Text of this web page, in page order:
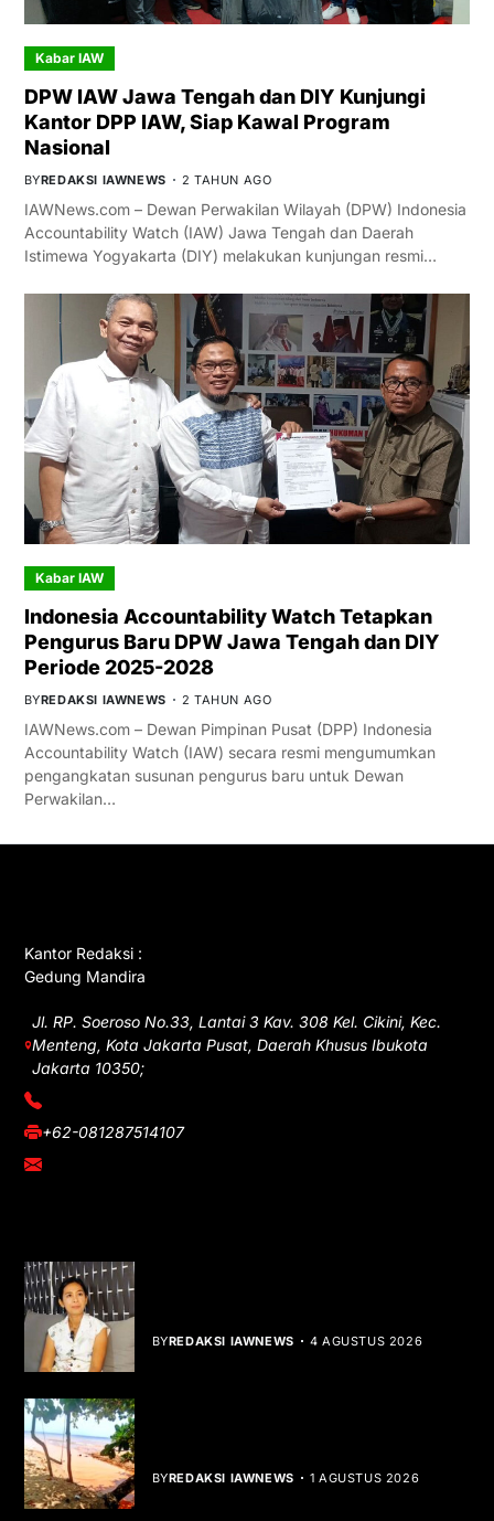
Kabar IAW
DPW IAW Jawa Tengah dan DIY Kunjungi
Kantor DPP IAW, Siap Kawal Program
Nasional
BYREDAKSI IAWNEWS 2 TAHUN AGO
IAWNews.com – Dewan Perwakilan Wilayah (DPW) Indonesia
Accountability Watch (IAW) Jawa Tengah dan Daerah
Istimewa Yogyakarta (DIY) melakukan kunjungan resmi…
Kabar IAW
Indonesia Accountability Watch Tetapkan
Pengurus Baru DPW Jawa Tengah dan DIY
Periode 2025-2028
BYREDAKSI IAWNEWS 2 TAHUN AGO
IAWNews.com – Dewan Pimpinan Pusat (DPP) Indonesia
Accountability Watch (IAW) secara resmi mengumumkan
pengangkatan susunan pengurus baru untuk Dewan
Perwakilan…
Kantor Redaksi :
Gedung Mandira
Jl. RP. Soeroso No.33, Lantai 3 Kav. 308 Kel. Cikini, Kec.
Menteng, Kota Jakarta Pusat, Daerah Khusus Ibukota
Jakarta 10350;
(021) 3908026
+62-081287514107
adm@iawnews.com
BYREDAKSI IAWNEWS 4 AGUSTUS 2026
BYREDAKSI IAWNEWS 1 AGUSTUS 2026